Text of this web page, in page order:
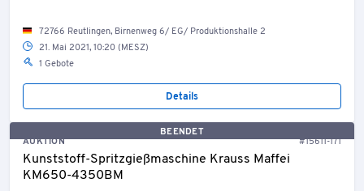
72766 Reutlingen, Birnenweg 6/ EG/ Produktionshalle 2
21. Mai 2021, 10:20 (MESZ)
1 Gebote
Details
BEENDET
AUKTION
#15611-171
Kunststoff-Spritzgießmaschine Krauss Maffei
KM650-4350BM